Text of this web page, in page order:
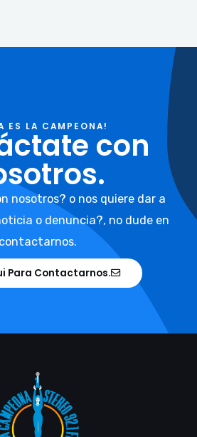
ES LA CAMPEONA!con
nosotros? o nos quiere dar a
o denuncia?, no dude en
contactarnos.
Para Contactarnos.